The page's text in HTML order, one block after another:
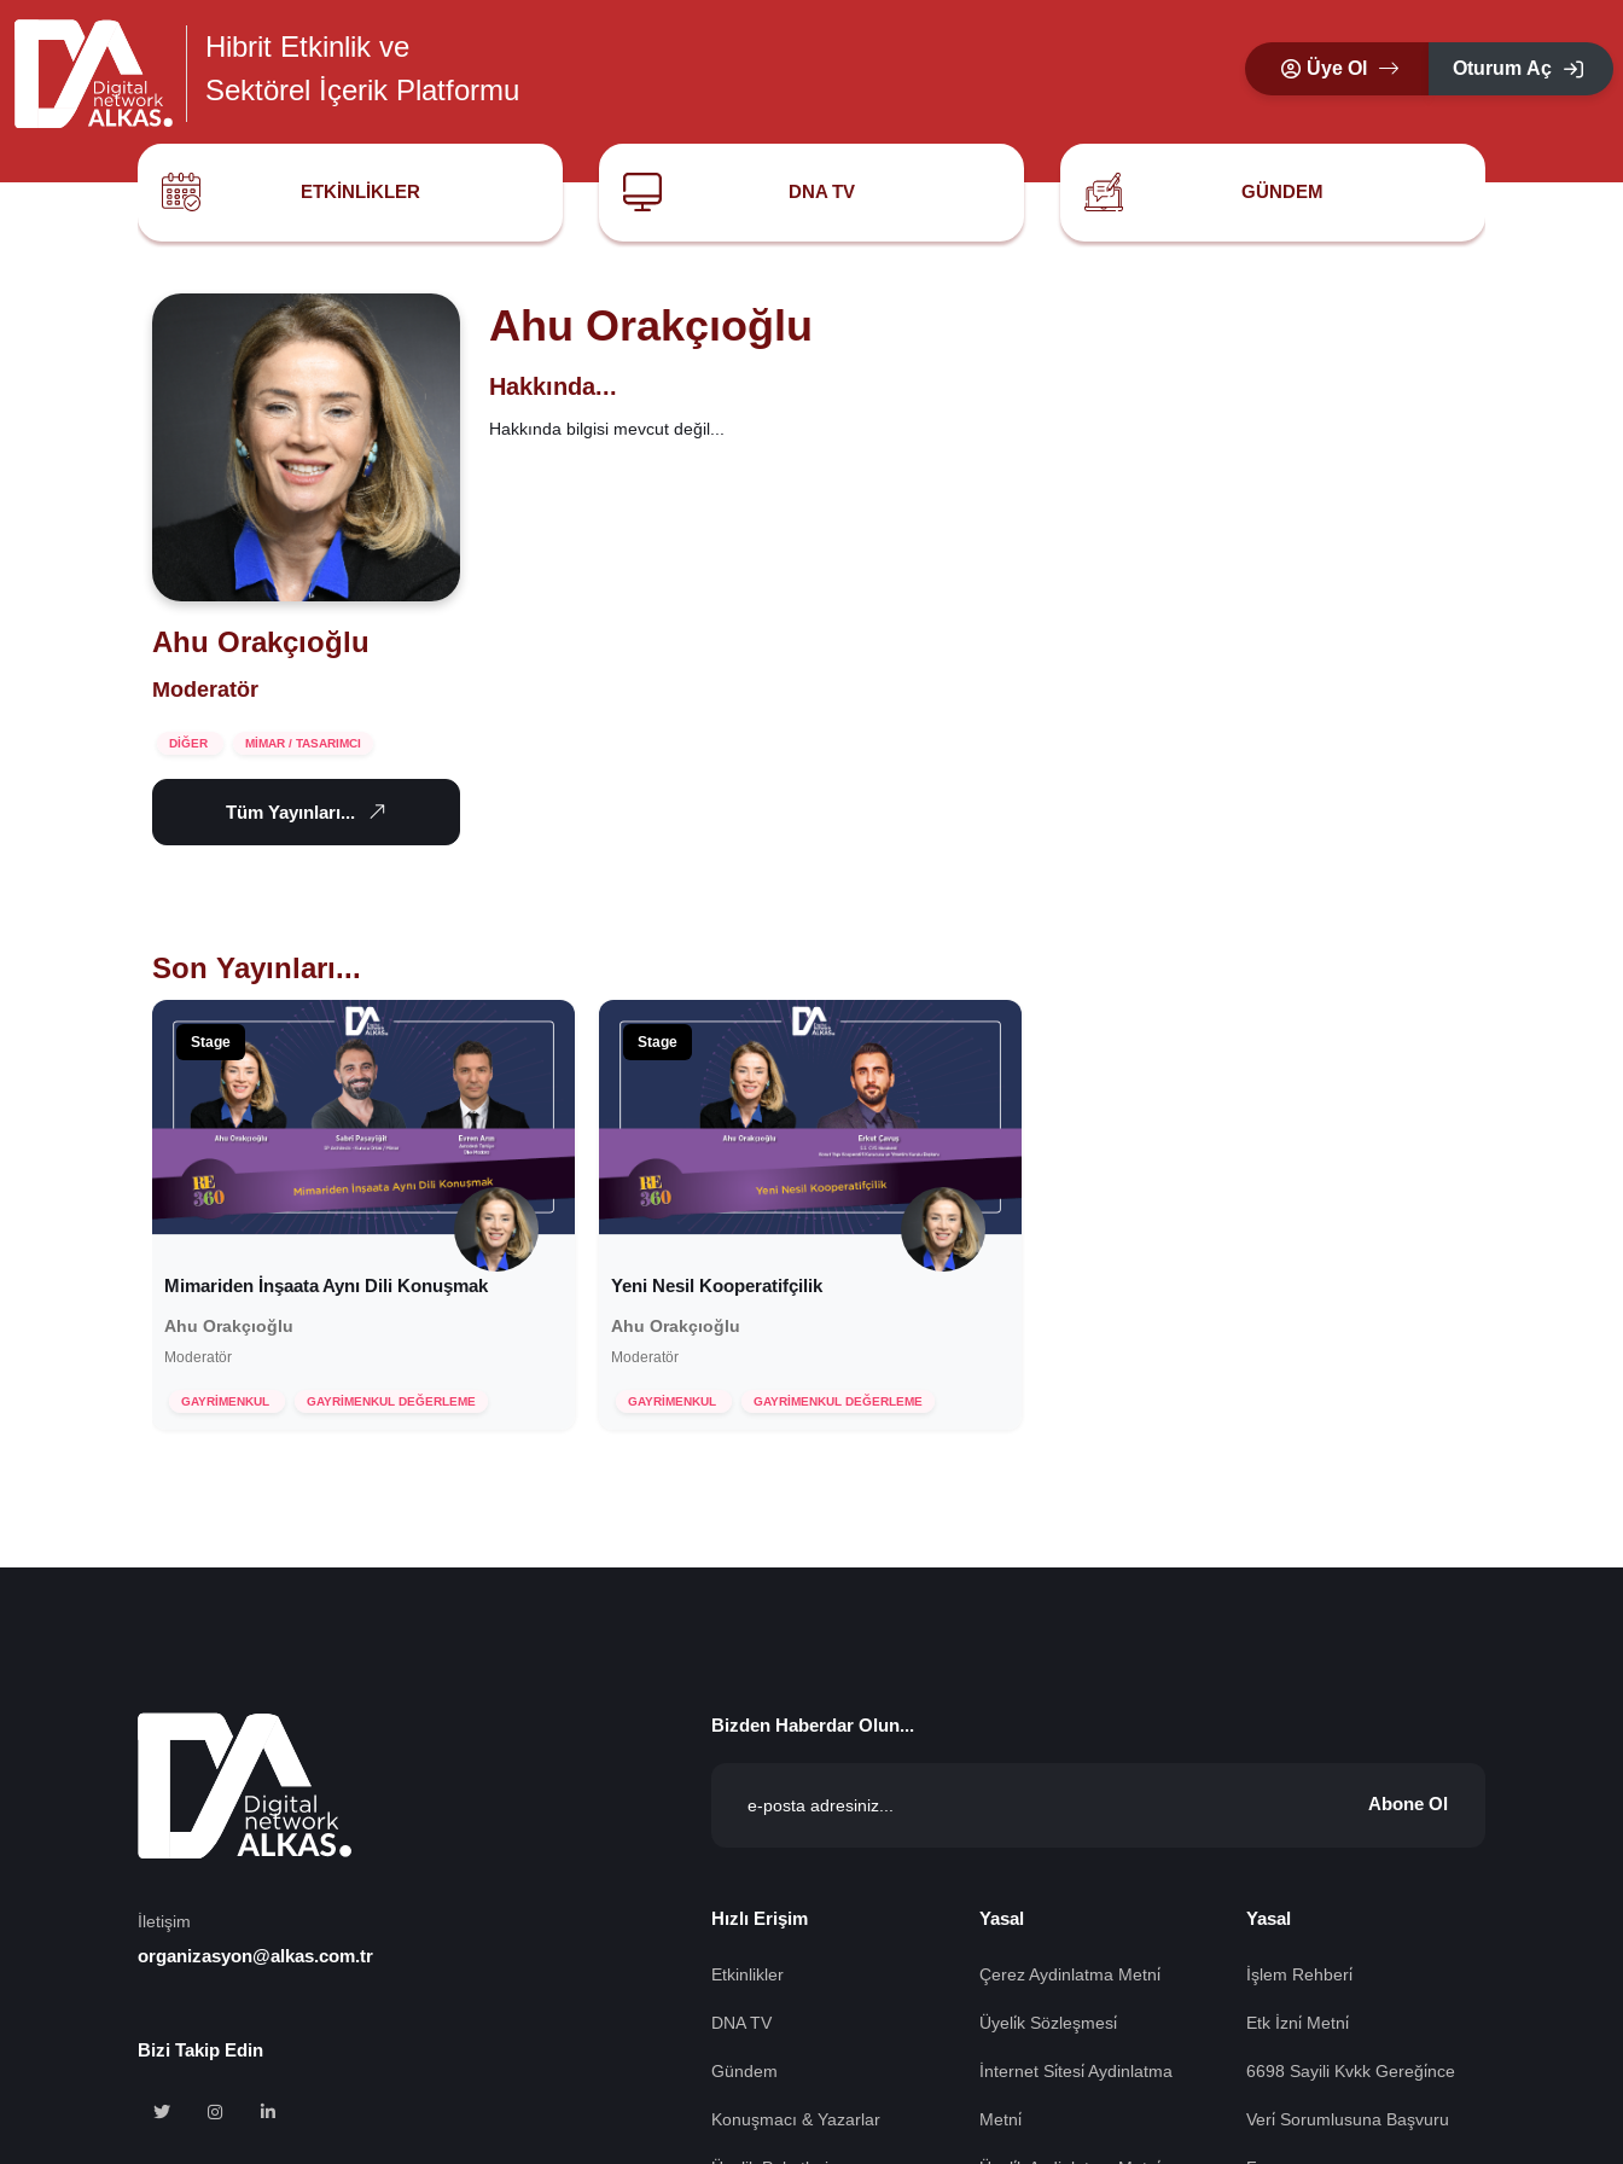
Hibrit Etkinlik ve
Sektörel İçerik Platformu
Üye Ol Oturum Aç
ETKINLIKLER DNA TV GÜNDEM
Ahu Orakçıoğlu
Moderatör
DİĞER MİMAR / TASARIMCI
Tüm Yayınları...
Ahu Orakçıoğlu
Hakkında...
Hakkında bilgisi mevcut değil...
Son Yayınları...
Stage
Mimariden İnşaata Aynı Dili Konuşmak
Ahu Orakçıoğlu
Moderatör
GAYRİMENKUL GAYRİMENKUL DEĞERLEME
Stage
Yeni Nesil Kooperatifçilik
Ahu Orakçıoğlu
Moderatör
GAYRİMENKUL GAYRİMENKUL DEĞERLEME
İletişim
organizasyon@alkas.com.tr
Bizi Takip Edin
Bizden Haberdar Olun...
Abone Ol
Hızlı Erişim
Etkinlikler
DNA TV
Gündem
Konuşmacı & Yazarlar
Yasal
Çerez Aydinlatma Metni̇
Üyeli̇k Sözleşmesi̇
İnternet Si̇tesi̇ Aydinlatma
Metni̇
Yasal
İşlem Rehberi̇
Etk İzni̇ Metni̇
6698 Sayili Kvkk Gereği̇nce
Veri̇ Sorumlusuna Başvuru